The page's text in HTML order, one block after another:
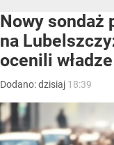
Nowy sondaż
na
ocenili władze
Dodano:dzisiaj 18:39